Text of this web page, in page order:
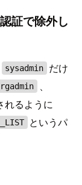
証で除外し
sysadmin
だけ
、
れるように
というパ